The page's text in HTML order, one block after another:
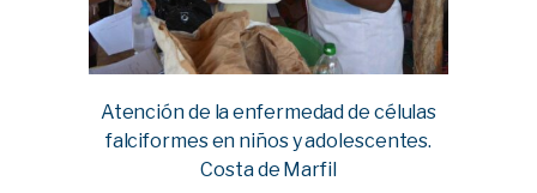
Atención de la enfermedad de células
falciformes en niños y adolescentes.
Costa de Marfil